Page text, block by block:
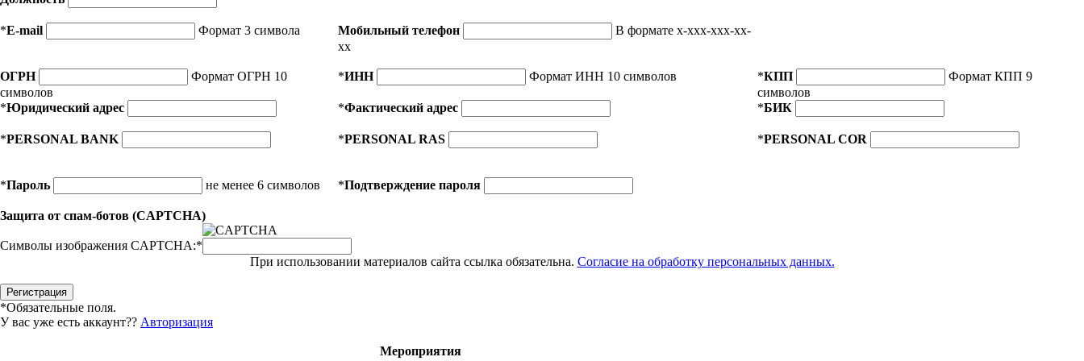
*E-mail Формат 3 символа Мобильный телефон
В формате x-xxx-xxx-xx-
xx
ОГРН
Формат ОГРН 10
символов
*ИНН Формат ИНН 10 символов *КПП
Формат КПП 9
символов
*Юридический адрес *Фактический адрес *БИК
*PERSONAL BANK *PERSONAL RAS *PERSONAL COR
*Пароль не менее 6 символов *Подтверждение пароля
Защита от спам-ботов (CAPTCHA)
Символы изображения CAPTCHA:*
При использовании материалов сайта ссылка обязательна. Согласие на обработку персональных данных.
*Обязательные поля.
У вас уже есть аккаунт?? Авторизация
Мероприятия